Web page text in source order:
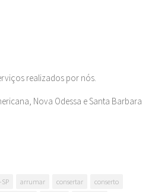
realizados por nós.
Nova Odessa e Santa Barbara
arrumar consertar
conserto